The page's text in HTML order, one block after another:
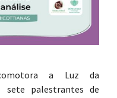
a Luz da
sete palestrantes de